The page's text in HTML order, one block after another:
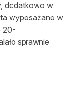
dodatkowo w
wyposażano w
20-
sprawnie